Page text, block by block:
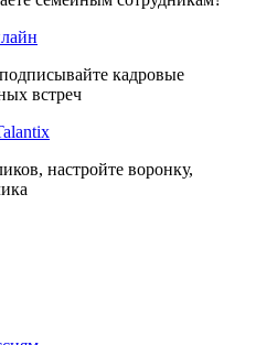
кадровые
встреч
настройте воронку,